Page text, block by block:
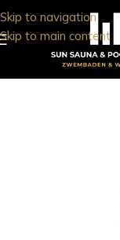
Skip to navigation
Skip to main content